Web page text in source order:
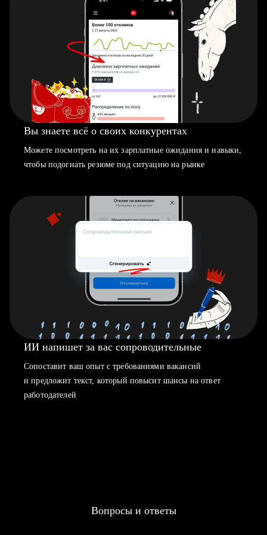
Вы знаете всё о своих конкурентах
Можете посмотреть на их зарплатные ожидания и навыки,
чтобы подогнать резюме под ситуацию на рынке
ИИ напишет за вас сопроводительные
Сопоставит ваш опыт с требованиями вакансий
и предложит текст, который повысит шансы на ответ
работодателей
Вопросы и ответы